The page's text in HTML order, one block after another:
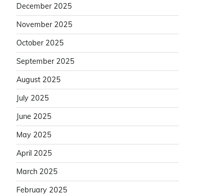
December 2025
November 2025
October 2025
September 2025
August 2025
July 2025
June 2025
May 2025
April 2025
March 2025
February 2025